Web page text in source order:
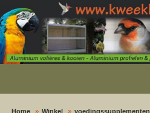
Home Winkel voedingssupplementen